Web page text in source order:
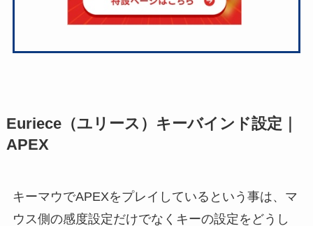
Euriece（ユリース）キーバインド設定｜
APEX
キーマウでAPEXをプレイしているという事は、マ
ウス側の感度設定だけでなくキーの設定をどうし